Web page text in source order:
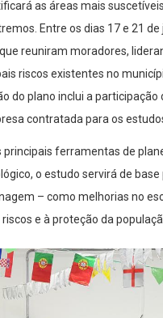
as áreas mais
Entre os dias 17 e 21
reuniram moradores,
riscos existentes no
do plano inclui a
contratada para os
principais ferramentas de
o estudo servirá de
– como melhorias no
e à proteção da